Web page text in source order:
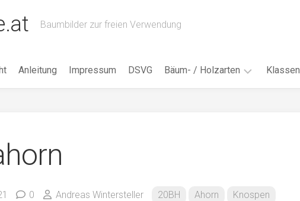
Baumbilder zur freien Verwendung
Anleitung Impressum DSVG Bäum- / Holzarten Klassen
0 Andreas Wintersteller 20BH Ahorn Knospen